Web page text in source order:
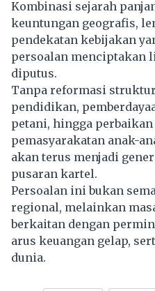
Kombinasi sejarah
keuntungan geografis,
pendekatan kebijakan
persoalan menciptakan
diputus.
Tanpa reformasi
pendidikan,
petani, hingga
pemasyarakatan anak-
akan terus menjadi
pusaran kartel.
Persoalan ini bukan
regional, melainkan
berkaitan dengan
arus keuangan gelap,
dunia.